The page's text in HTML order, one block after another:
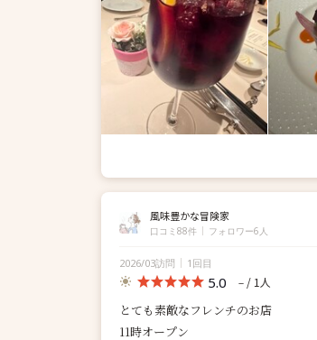
風味豊かな冒険家
口コミ88件 フォロワー6人
2026/03訪問 1回目
5.0 － / 1人
とても素敵なフレンチのお店
11時オープン